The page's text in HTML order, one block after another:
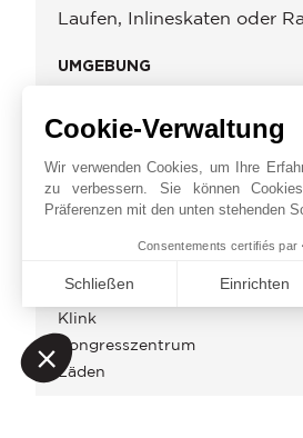
Laufen, Inlineskaten oder
UMGEBUNG
Autobahn
Bahnhof
Bus
Busbahnhof
Hafen
Klink
Kongresszentrum
Läden
Cookie-Verwaltung
Wir verwenden Cookies, um Ihre
zu verbessern. Sie können
Präferenzen mit den unten stehenden
Consentements certifiés par
Schließen Einrichten
Axeptio consent
Unsere Plattform ermöglicht es